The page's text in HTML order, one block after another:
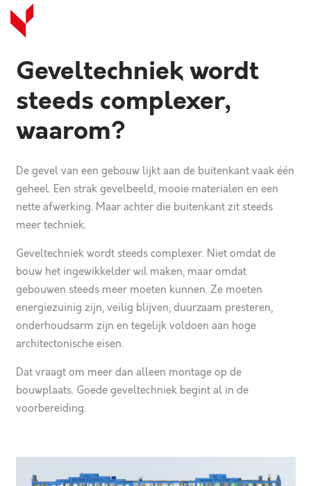
Geveltechniek wordt
steeds complexer,
waarom?
De gevel van een gebouw lijkt aan de buitenkant vaak één
geheel. Een strak gevelbeeld, mooie materialen en een
nette afwerking. Maar achter die buitenkant zit steeds
meer techniek.
Geveltechniekwordt steeds complexer. Niet omdat de
bouw het ingewikkelder wil maken, maar omdat
gebouwen steeds meer moeten kunnen. Ze moeten
energiezuinig zijn, veilig blijven, duurzaam presteren,
onderhoudsarm zijn en tegelijk voldoen aan hoge
architectonische eisen.
Dat vraagt om meer dan alleen montage op de
bouwplaats. Goede geveltechniek begint al in de
voorbereiding.